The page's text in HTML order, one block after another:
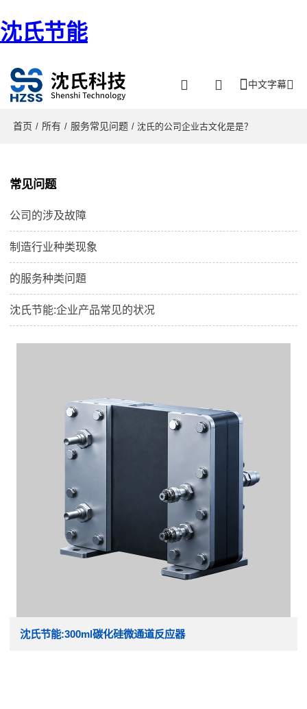
沈氏节能
中文字幕
首页 / 所有 / 服务常见问题 / 沈氏的公司企业古文化是是？
常见问题
公司的涉及故障
制造行业种类现象
的服务种类问題
沈氏节能:企业产品常见的状况
沈氏节能:300ml碳化硅微通道反应器